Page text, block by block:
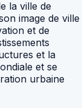
la ville de
image de ville
et de
et la
et se
urbaine